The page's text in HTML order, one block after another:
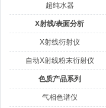
超纯水器
X射线/表面分析
X射线衍射仪
自动X射线粉末衍射仪
色质产品系列
气相色谱仪